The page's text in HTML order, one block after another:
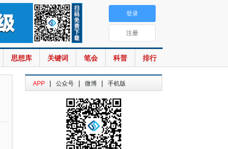
思想库 关键词 笔会 科普 排行
登录
注册
APP | 公众号 | 微博 | 手机版